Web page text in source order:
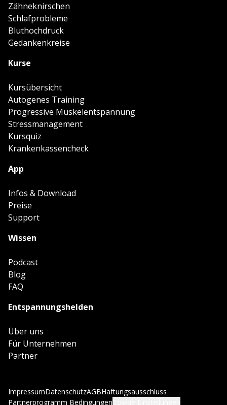
Zähneknirschen
Schlafprobleme
Bluthochdruck
Gedankenkreise
Kurse
Kursübersicht
Autogenes Training
Progressive Muskelentspannung
Stressmanagement
Kursquiz
Krankenkassencheck
App
Infos & Download
Preise
Support
Wissen
Podcast
Blog
FAQ
Entspannungshelden
Über uns
Für Unternehmen
Partner
ImpressumDatenschutzAGBHaftungsausschluss
Partnerprogramm Bedingungen